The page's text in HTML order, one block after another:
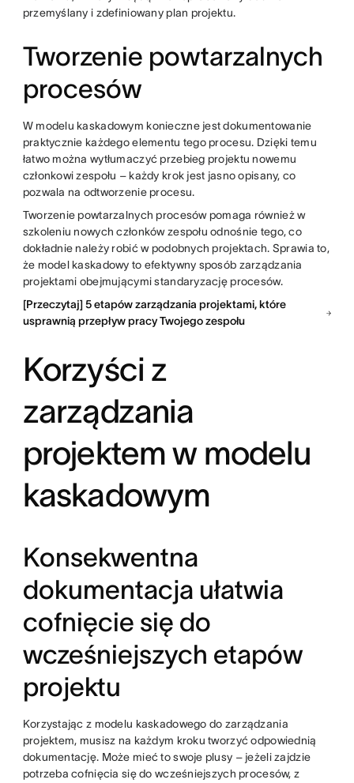
przemyślany i zdefiniowany plan projektu.
Tworzenie powtarzalnych
procesów
W modelu kaskadowym konieczne jest dokumentowanie
praktycznie każdego elementu tego procesu. Dzięki temu
łatwo można wytłumaczyć przebieg projektu nowemu
członkowi zespołu – każdy krok jest jasno opisany, co
pozwala na odtworzenie procesu.
Tworzenie powtarzalnych procesów pomaga również w
szkoleniu nowych członków zespołu odnośnie tego, co
dokładnie należy robić w podobnych projektach. Sprawia to,
że model kaskadowy to efektywny sposób zarządzania
projektami obejmującymi standaryzację procesów.
[Przeczytaj] 5 etapów zarządzania projektami, które
usprawnią przepływ pracy Twojego zespołu
Korzyści z
zarządzania
projektem w modelu
kaskadowym
Konsekwentna
dokumentacja ułatwia
cofnięcie się do
wcześniejszych etapów
projektu
Korzystając z modelu kaskadowego do zarządzania
projektem, musisz na każdym kroku tworzyć odpowiednią
dokumentację. Może mieć to swoje plusy – jeżeli zajdzie
potrzeba cofnięcia się do wcześniejszych procesów, z